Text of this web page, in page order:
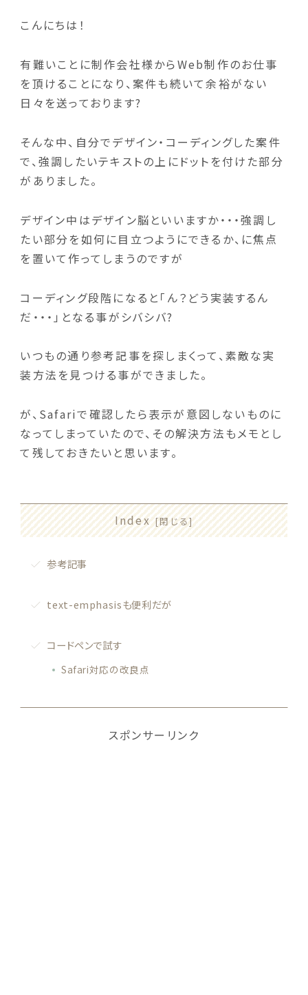
こんにちは！
有難いことに制作会社様からWeb制作のお仕事
を頂けることになり、案件も続いて余裕がない
日々を送っております?
そんな中、自分でデザイン・コーディングした案件
で、強調したいテキストの上にドットを付けた部分
がありました。
デザイン中はデザイン脳といいますか・・・強調し
たい部分を如何に目立つようにできるか、に焦点
を置いて作ってしまうのですが
コーディング段階になると「ん？どう実装するん
だ・・・」となる事がシバシバ?
いつもの通り参考記事を探しまくって、素敵な実
装方法を見つける事ができました。
が、Safariで確認したら表示が意図しないものに
なってしまっていたので、その解決方法もメモとし
て残しておきたいと思います。
Index
参考記事
text-emphasisも便利だが
コードペンで試す
Safari対応の改良点
スポンサーリンク